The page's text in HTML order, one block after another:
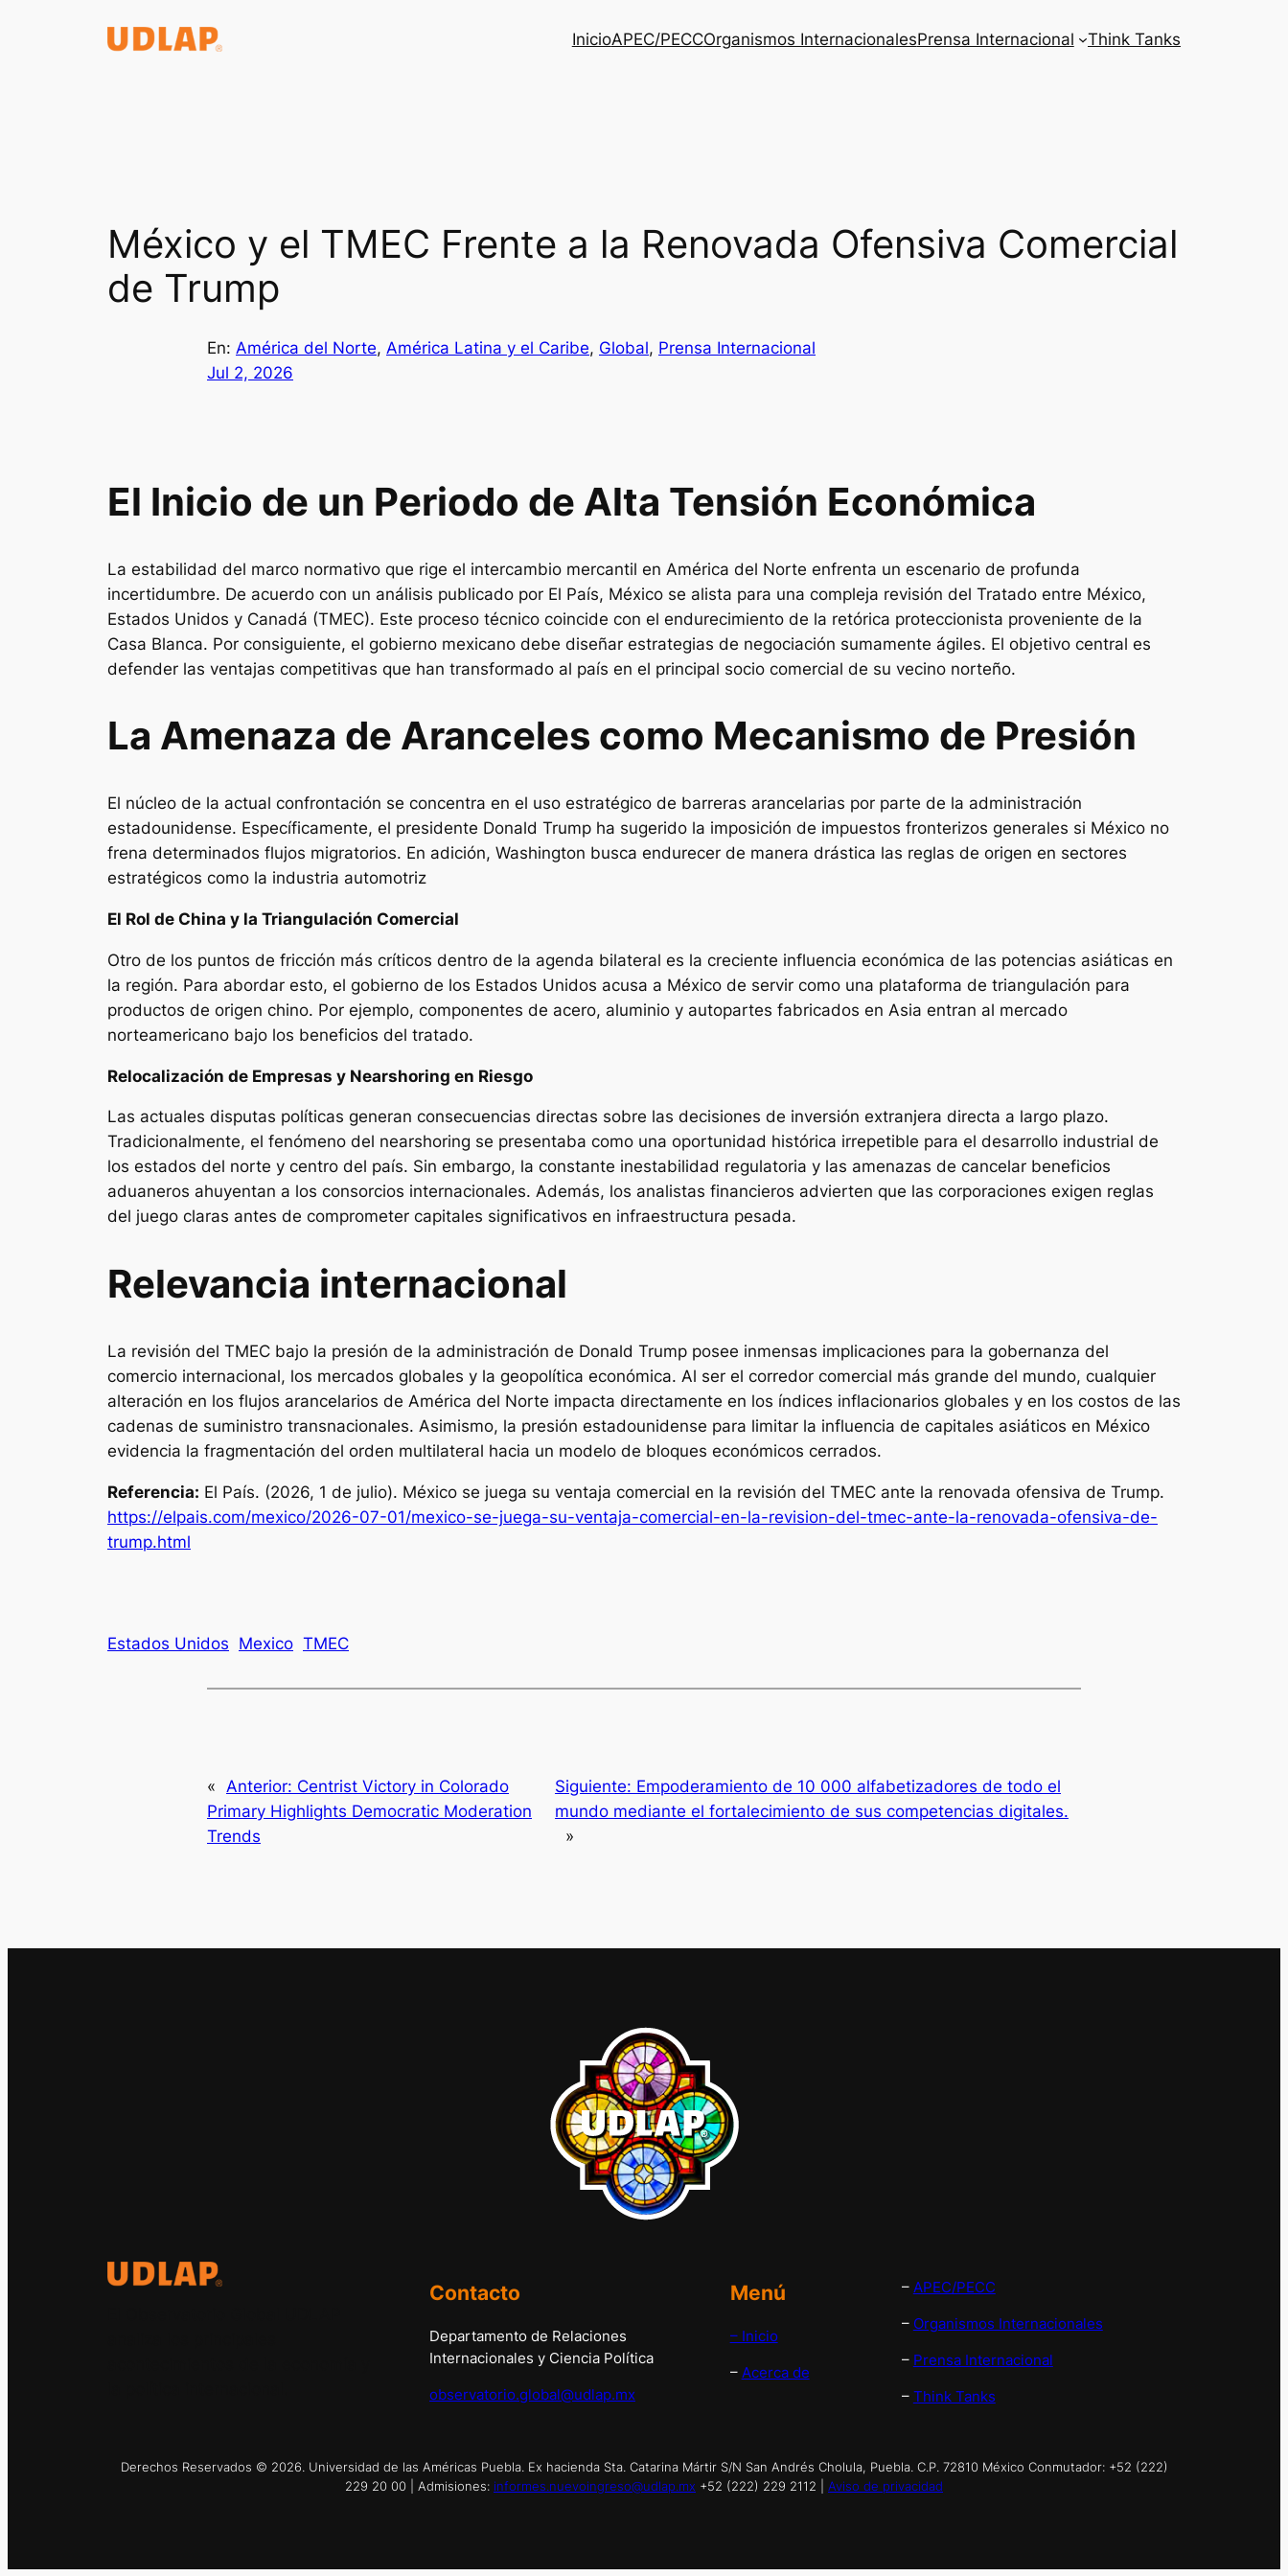
InicioAPEC/PECCOrganismos InternacionalesPrensa Internacional Think Tanks
México y el TMEC Frente a la Renovada Ofensiva Comercial
de Trump
En: América del Norte, América Latina y el Caribe, Global, Prensa Internacional
Jul 2, 2026
El Inicio de un Periodo de Alta Tensión Económica
La estabilidad del marco normativo que rige el intercambio mercantil en América del Norte enfrenta un escenario de profunda
incertidumbre. De acuerdo con un análisis publicado por El País, México se alista para una compleja revisión del Tratado entre México,
Estados Unidos y Canadá (TMEC). Este proceso técnico coincide con el endurecimiento de la retórica proteccionista proveniente de la
Casa Blanca. Por consiguiente, el gobierno mexicano debe diseñar estrategias de negociación sumamente ágiles. El objetivo central es
defender las ventajas competitivas que han transformado al país en el principal socio comercial de su vecino norteño.
La Amenaza de Aranceles como Mecanismo de Presión
El núcleo de la actual confrontación se concentra en el uso estratégico de barreras arancelarias por parte de la administración
estadounidense. Específicamente, el presidente Donald Trump ha sugerido la imposición de impuestos fronterizos generales si México no
frena determinados flujos migratorios. En adición, Washington busca endurecer de manera drástica las reglas de origen en sectores
estratégicos como la industria automotriz
El Rol de China y la Triangulación Comercial
Otro de los puntos de fricción más críticos dentro de la agenda bilateral es la creciente influencia económica de las potencias asiáticas en
la región. Para abordar esto, el gobierno de los Estados Unidos acusa a México de servir como una plataforma de triangulación para
productos de origen chino. Por ejemplo, componentes de acero, aluminio y autopartes fabricados en Asia entran al mercado
norteamericano bajo los beneficios del tratado.
Relocalización de Empresas y Nearshoring en Riesgo
Las actuales disputas políticas generan consecuencias directas sobre las decisiones de inversión extranjera directa a largo plazo.
Tradicionalmente, el fenómeno del nearshoring se presentaba como una oportunidad histórica irrepetible para el desarrollo industrial de
los estados del norte y centro del país. Sin embargo, la constante inestabilidad regulatoria y las amenazas de cancelar beneficios
aduaneros ahuyentan a los consorcios internacionales. Además, los analistas financieros advierten que las corporaciones exigen reglas
del juego claras antes de comprometer capitales significativos en infraestructura pesada.
Relevancia internacional
La revisión del TMEC bajo la presión de la administración de Donald Trump posee inmensas implicaciones para la gobernanza del
comercio internacional, los mercados globales y la geopolítica económica. Al ser el corredor comercial más grande del mundo, cualquier
alteración en los flujos arancelarios de América del Norte impacta directamente en los índices inflacionarios globales y en los costos de las
cadenas de suministro transnacionales. Asimismo, la presión estadounidense para limitar la influencia de capitales asiáticos en México
evidencia la fragmentación del orden multilateral hacia un modelo de bloques económicos cerrados.
Referencia: El País. (2026, 1 de julio). México se juega su ventaja comercial en la revisión del TMEC ante la renovada ofensiva de Trump.
https://elpais.com/mexico/2026-07-01/mexico-se-juega-su-ventaja-comercial-en-la-revision-del-tmec-ante-la-renovada-ofensiva-de-
trump.html
Estados Unidos Mexico TMEC
« Anterior: Centrist Victory in Colorado
Primary Highlights Democratic Moderation
Trends
Siguiente: Empoderamiento de 10 000 alfabetizadores de todo el
mundo mediante el fortalecimiento de sus competencias digitales.
»
Contacto
Departamento de Relaciones
Internacionales y Ciencia Política
observatorio.global@udlap.mx
Menú
– Inicio
– Acerca de
– APEC/PECC
– Organismos Internacionales
– Prensa Internacional
– Think Tanks
Derechos Reservados © 2026. Universidad de las Américas Puebla. Ex hacienda Sta. Catarina Mártir S/N San Andrés Cholula, Puebla. C.P. 72810 México Conmutador: +52 (222)
229 20 00 | Admisiones: informes.nuevoingreso@udlap.mx +52 (222) 229 2112 | Aviso de privacidad